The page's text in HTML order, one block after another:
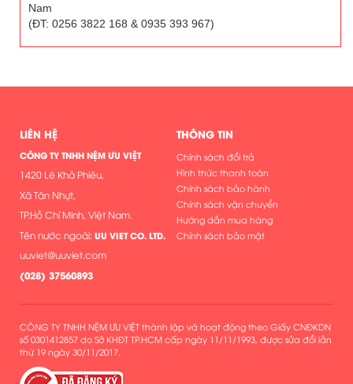
Nam
(ĐT: 0256 3822 168 & 0935 393 967)
LIÊN HỆ
CÔNG TY TNHH NỆM ƯU VIỆT
1420 Lê Khả Phiêu,
Xã Tân Nhựt,
TP.Hồ Chí Minh, Việt Nam.
Tên nước ngoài: UU VIET CO. LTD.
uuviet@uuviet.com
(028) 37560893
THÔNG TIN
Chính sách đổi trả
Hình thức thanh toán
Chính sách bảo hành
Chính sách vận chuyển
Hướng dẫn mua hàng
Chính sách bảo mật
CÔNG TY TNHH NỆM ƯU VIỆT thành lập và hoạt động theo Giấy CNĐKDN
số 0301412857 do Sở KHĐT TP.HCM cấp ngày 11/11/1993, được sửa đổi lần
thứ 19 ngày 30/11/2017.